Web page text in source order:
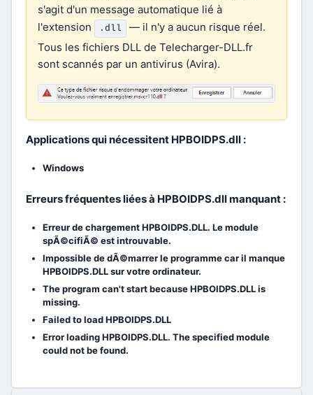
s'agit d'un message automatique lié à
l'extension
.dll
— il n'y a aucun risque réel.
Tous les fichiers DLL de Telecharger-DLL.fr
sont scannés par un antivirus (Avira).
Applications qui nécessitent HPBOIDPS.dll :
Windows
Erreurs fréquentes liées à HPBOIDPS.dll manquant :
Erreur de chargement HPBOIDPS.DLL. Le module
spÃ©cifiÃ© est introuvable.
Impossible de dÃ©marrer le programme car il manque
HPBOIDPS.DLL sur votre ordinateur.
The program can't start because HPBOIDPS.DLL is
missing.
Failed to load HPBOIDPS.DLL
Error loading HPBOIDPS.DLL. The specified module
could not be found.